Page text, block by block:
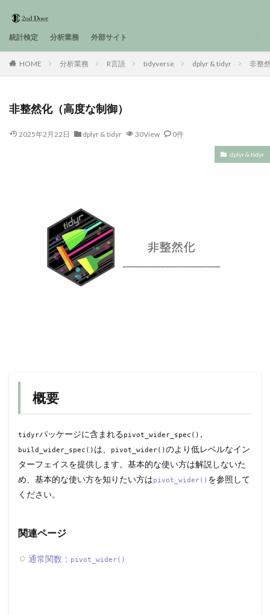
統計検定 分析業務 外部サイト
HOME 分析業務 R言語 tidyverse dplyr & tidyr 非整
非整然化（高度な制御）
2025年2月22日 dplyr & tidyr 30View 0件
dplyr & tidyr
概要
tidyrパッケージに含まれるpivot_wider_spec(),
build_wider_spec() は、 pivot_wider()のより低レベルなイン
ターフェイスを提供します。基本的な使い方は解説しないた
め、基本的な使い方を知りたい方はpivot_wider() を参照して
ください。
関連ページ
通常関数： pivot_wider()